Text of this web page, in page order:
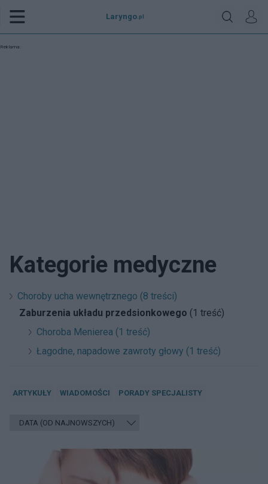
Laryngo .pl
Reklama:
Kategorie medyczne
Choroby ucha wewnętrznego (8 treści)
Zaburzenia układu przedsionkowego (1 treść)
Choroba Menierea (1 treść)
Łagodne, napadowe zawroty głowy (1 treść)
ARTYKUŁY WIADOMOŚCI PORADY SPECJALISTY